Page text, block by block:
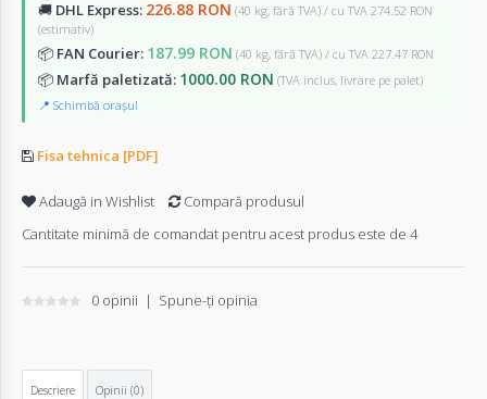
🚚 DHL Express: 226.88 RON (40 kg, fără TVA) / cu TVA 274.52 RON
(estimativ)
📦 FAN Courier: 187.99 RON (40 kg, fără TVA) / cu TVA 227.47 RON
📦 Marfă paletizată: 1000.00 RON (TVA inclus, livrare pe palet)
📍 Schimbă orașul
Fisa tehnica [PDF]
Adaugă in Wishlist
Compară produsul
Cantitate minimă de comandat pentru acest produs este de 4
0 opinii | Spune-ţi opinia
Descriere Opinii (0)